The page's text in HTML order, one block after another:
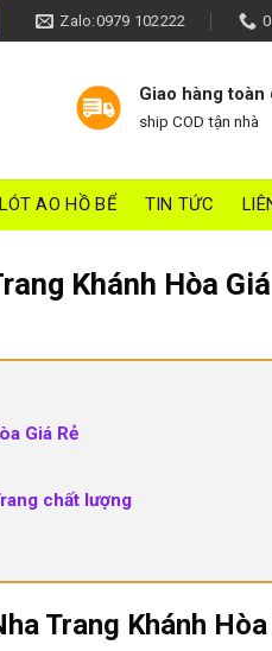
Zalo:0979 102222
Giao hàng toàn
ship COD tận nhà
AO HỒ BỂ TIN TỨC
Khánh Hòa
Giá Rẻ
chất lượng
Trang Khánh Hòa